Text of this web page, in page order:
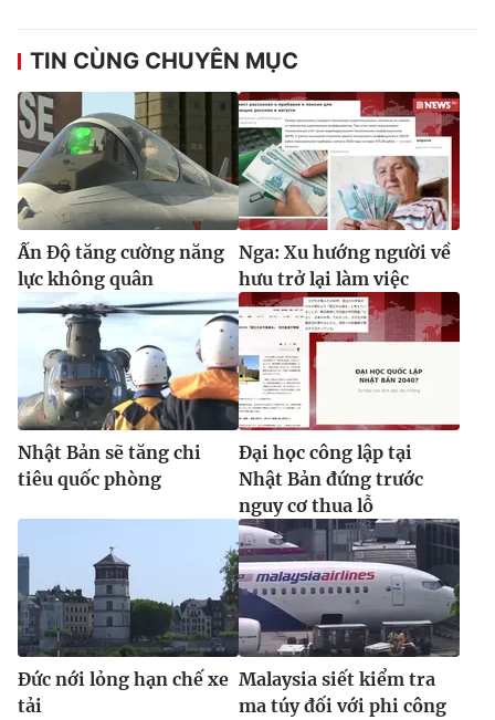
TIN CÙNG CHUYÊN MỤC
Ấn Độ tăng cường năng
lực không quân
Nga: Xu hướng người về
hưu trở lại làm việc
Nhật Bản sẽ tăng chi
tiêu quốc phòng
Đại học công lập tại
Nhật Bản đứng trước
nguy cơ thua lỗ
Đức nới lỏng hạn chế xe
tải
Malaysia siết kiểm tra
ma túy đối với phi công